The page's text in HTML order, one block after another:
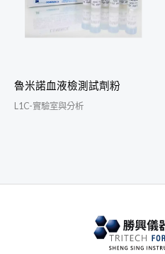
魯米諾血液檢測試劑粉
L1C-實驗室與分析